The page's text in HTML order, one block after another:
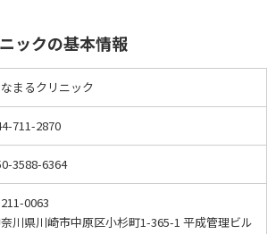
ックの基本情報
まるクリニック
711-2870
3588-6364
0063
川県川崎市中原区小杉町1-365-1 平成管理ビル